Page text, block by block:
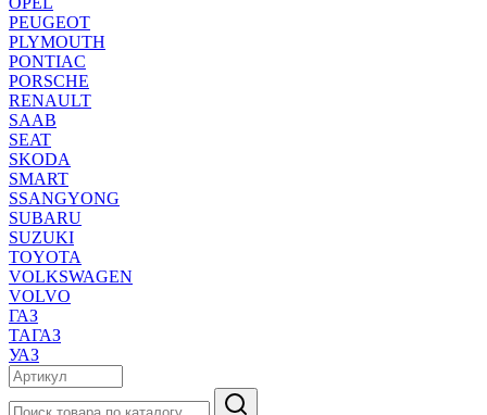
PEUGEOT
PLYMOUTH
PONTIAC
PORSCHE
RENAULT
SAAB
SEAT
SKODA
SMART
SSANGYONG
SUBARU
SUZUKI
TOYOTA
VOLKSWAGEN
VOLVO
ГАЗ
ТАГАЗ
УАЗ